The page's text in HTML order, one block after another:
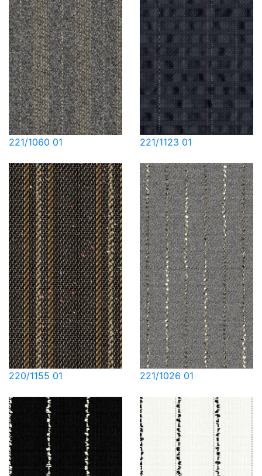
221/1060 01 221/1123 01
220/1155 01 221/1026 01